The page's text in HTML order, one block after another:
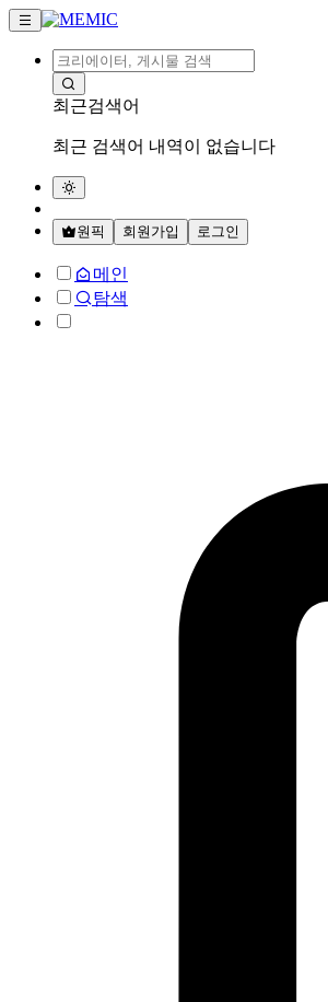
최근검색어
최근 검색어 내역이 없습니다
원픽 회원가입 로그인
메인
탐색